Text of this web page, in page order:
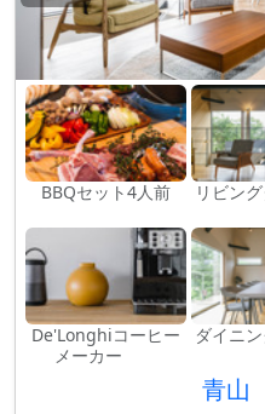
BBQセット4人前 リビン
De'Longhiコーヒー
メーカー
ダイニ
青山